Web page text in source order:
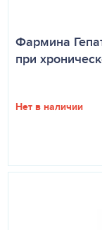
Фармина
при
Нет в наличии